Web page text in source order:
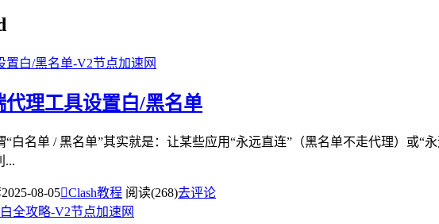
理工具设置白/黑名单
“白名单 / 黑名单”其实就是：让某些应用“永远直连”（黑名单不走代理）或
...
2025-08-05Clash教程 阅读(268)去评论